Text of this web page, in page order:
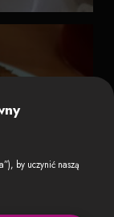
by uczynić naszą